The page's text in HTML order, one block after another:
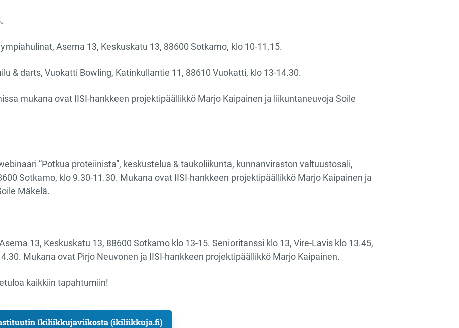
Asema 13, Keskuskatu 13, 88600 Sotkamo, klo 10-11.15​.
& darts, Vuokatti Bowling, Katinkullantie 11, 88610 Vuokatti, klo 13-14.30​.
mukana ovat IISI-hankkeen projektipäällikkö Marjo Kaipainen ja liikuntaneuvoja Soile
”Potkua proteiinista”, keskustelua & taukoliikunta,​ kunnanviraston valtuustosali,
Sotkamo, klo 9.30-11.30​. Mukana ovat IISI-hankkeen projektipäällikkö Marjo Kaipainen ja
Mäkelä.
13, Keskuskatu 13, 88600 Sotkamo klo 13-15​. Senioritanssi klo 13, Vire-Lavis klo 13.45,
Mukana ovat Pirjo Neuvonen ja IISI-hankkeen projektipäällikkö Marjo Kaipainen.
kaikkiin tapahtumiin!
Ikiliikkujaviikosta (ikiliikkuja.fi)